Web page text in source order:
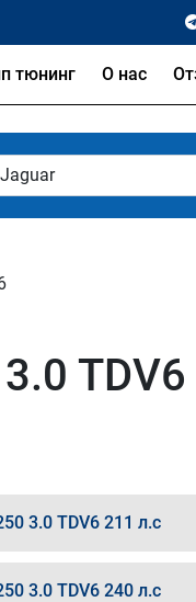
тюнинг О нас
3.0 TDV6 211 л.с
3.0 TDV6 240 л.с